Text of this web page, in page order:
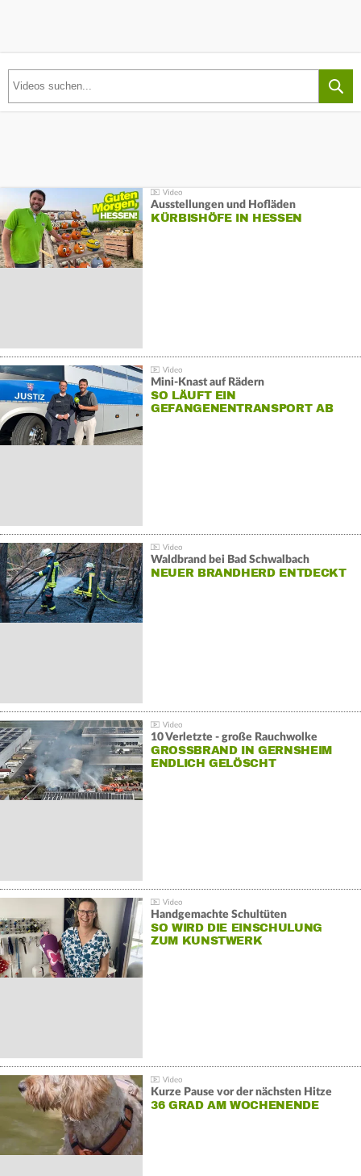
Ausstellungen und Hofläden
KÜRBISHÖFE IN HESSEN
Mini-Knast auf Rädern
SO LÄUFT EIN
GEFANGENENTRANSPORT AB
Waldbrand bei Bad Schwalbach
NEUER BRANDHERD ENTDECKT
10 Verletzte - große Rauchwolke
GROSSBRAND IN GERNSHEIM E
NDLICH GELÖSCHT
Handgemachte Schultüten
SO WIRD DIE EINSCHULUNG
ZUM KUNSTWERK
Kurze Pause vor der nächsten Hitze
36 GRAD AM WOCHENENDE